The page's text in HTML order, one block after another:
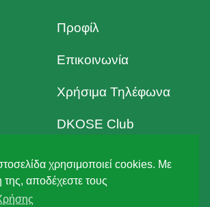
χρησιμοποιεί cookies. Με
της, αποδέχεστε τους
Προφίλ
Επικοινωνία
Χρήσιμα Τηλέφωνα
DKOSE Club
Όροι Χρήσης